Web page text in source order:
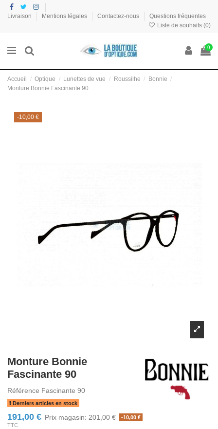
Livraison Mentions légales Contactez-nous
Questions fréquentes
Liste de souhaits (0)
0
Accueil Optique Lunettes de vue Roussilhe
Bonnie
Monture Bonnie Fascinante 90
-10,00 €
Monture Bonnie
Fascinante 90
Référence Fascinante 90
Derniers articles en stock
191,00 € Prix magasin: 201,00 €
-10,00 €
TTC